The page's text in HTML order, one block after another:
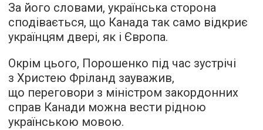
За його словами, українська сторона
сподівається, що Канада так само відкриє
українцям двері, як і Європа.
Окрім цього, Порошенко під час зустрічі
з Христею Фріланд зауважив,
що переговори з міністром закордонних
справ Канади можна вести рідною
українською мовою.